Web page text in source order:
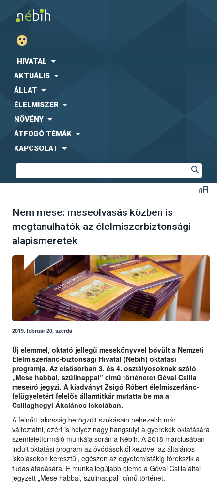
HIVATAL
AKTUÁLIS
ÁLLAT
ÉLELMISZER
NÖVÉNY
ÁTFOGÓ TÉMÁK
KAPCSOLAT
Nem mese: meseolvasás közben is
megtanulhatók az élelmiszerbiztonsági
alapismeretek
2019. február 20, szerda
Új elemmel, oktató jellegű mesekönyvvel bővült a Nemzeti
Élelmiszerlánc-biztonsági Hivatal (Nébih) oktatási
programja. Az elsősorban 3. és 4. osztályosoknak szóló
„Mese habbal, szülinappal” című történetet Gévai Csilla
meseíró jegyzi. A kiadványt Zsigó Róbert élelmiszerlánc-
felügyeletért felelős államtitkár mutatta be ma a
Csillaghegyi Általános Iskolában.
A felnőtt lakosság berögzült szokásain nehezebb már
változtatni, ezért is helyez nagy hangsúlyt a gyerekek oktatására
szemléletformáló munkája során a Nébih. A 2018 márciusában
indult oktatási program az óvódásoktól kezdve, az általános
iskolásokon keresztül, egészen az egyetemistákig törekszik a
tudás átadására. E munka legújabb eleme a Gévai Csilla által
jegyzett „Mese habbal, szülinappal” című történet.